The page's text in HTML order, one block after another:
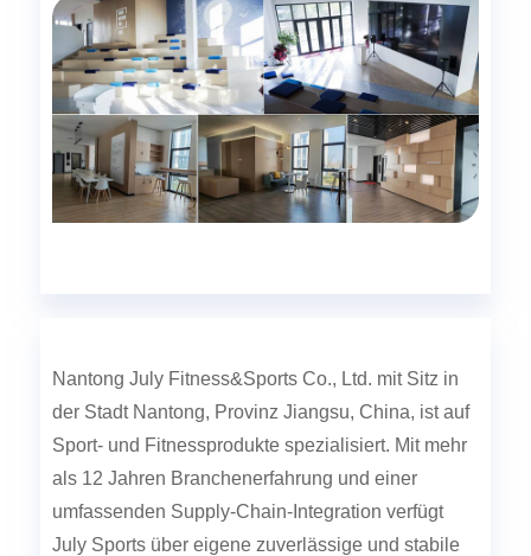
Nantong July Fitness&Sports Co., Ltd. mit Sitz in
der Stadt Nantong, Provinz Jiangsu, China, ist auf
Sport- und Fitnessprodukte spezialisiert. Mit mehr
als 12 Jahren Branchenerfahrung und einer
umfassenden Supply-Chain-Integration verfügt
July Sports über eigene zuverlässige und stabile